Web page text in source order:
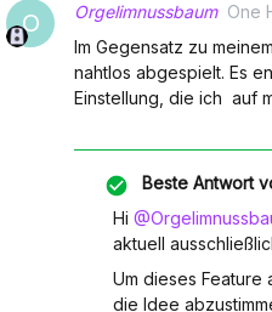
O Orgelimnussbaum One
Im Gegensatz zu
nahtlos abgespielt. Es
Einstellung, die ich auf
Beste Antwort
Hi
aktuell
Um dieses Feature
die Idee